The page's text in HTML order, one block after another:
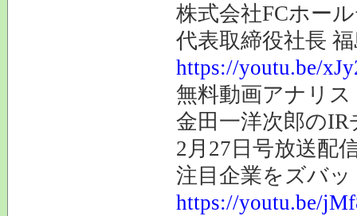
株式会社FCホー
代表取締役社長
https://youtu.be/
無料動画アナリ
金田一洋次郎の
2月27日号放送
注目企業をズバ
https://youtu.be/